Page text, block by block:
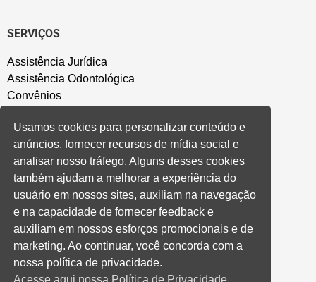
SERVIÇOS
Assistência Jurídica
Assistência Odontológica
Convênios
Salão de Festa
Política de Privacidade
CONVENÇÃO COLETIVA E ACORDOS
Convenções Coletivas
Banco do Brasil
Caixa Econômica Federal
Banrisul
Usamos cookies para personalizar conteúdo e
anúncios, fornecer recursos de mídia social e
analisar nosso tráfego. Alguns desses cookies
também ajudam a melhorar a experiência do
usuário em nossos sites, auxiliam na navegação
e na capacidade de fornecer feedback e
auxiliam em nossos esforços promocionais e de
marketing. Ao continuar, você concorda com a
nossa política de privacidade.
Acesse aqui nossa Política de Privacidade.